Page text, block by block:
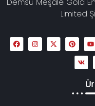
Limited